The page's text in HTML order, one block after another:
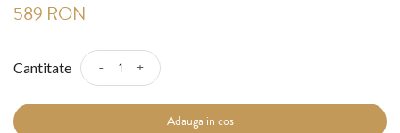
589 RON
Cantitate - +
Adauga in cos